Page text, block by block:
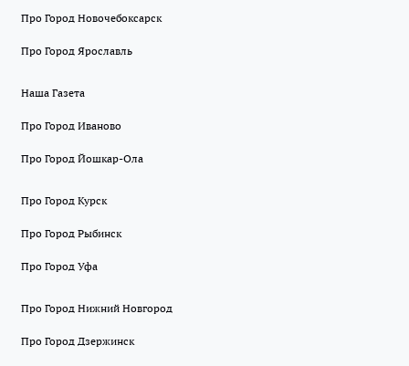
Про Город Новочебоксарск
Про Город Ярославль
Наша Газета
Про Город Иваново
Про Город Йошкар-Ола
Про Город Курск
Про Город Рыбинск
Про Город Уфа
Про Город Нижний Новгород
Про Город Дзержинск